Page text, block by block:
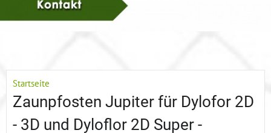
Startseite
Zaunpfosten Jupiter für Dylofor 2D
- 3D und Dyloflor 2D Super -